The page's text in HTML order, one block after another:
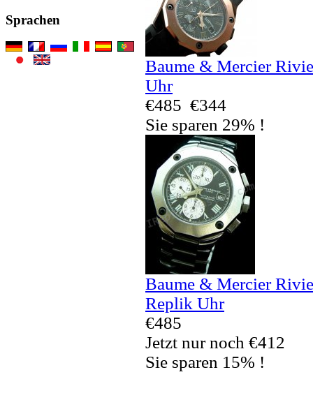
Sprachen
Baume & Mercier
Uhr
€485 €344
Sie sparen 29% !
Baume & Mercier
Replik Uhr
€485
Jetzt nur noch €412
Sie sparen 15% !